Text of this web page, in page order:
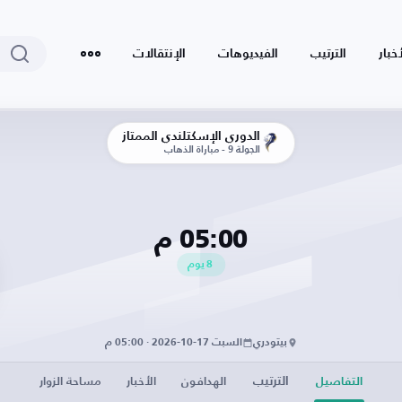
الترتيب الفيديوهات الإنتقالات
الدوري الإسكتلندي الممتاز
الجولة 9 - مباراة الذهاب
05:00 م
8 يوم
بيتودري السبت 17-10-2026 · 05:00 م
التفاصيل الترتيب الهدافون الأخبار مساحة الزوار